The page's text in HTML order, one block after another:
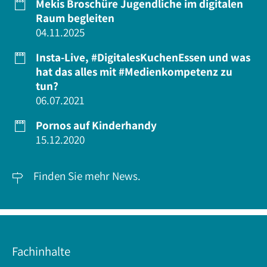

Mekis Broschüre Jugendliche im digitalen
Raum begleiten
04.11.2025

Insta-Live, #DigitalesKuchenEssen und was
hat das alles mit #Medienkompetenz zu
tun?
06.07.2021

Pornos auf Kinderhandy
15.12.2020
 Finden Sie mehr News.
Fachinhalte